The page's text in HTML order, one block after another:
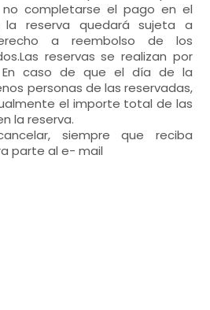
completarse el pago en el
la reserva quedará sujeta a
a reembolso de los
reservas se realizan por
En caso de que el día de la
personas de las reservadas,
el importe total de las
la reserva.
siempre que reciba
parte al e- mail